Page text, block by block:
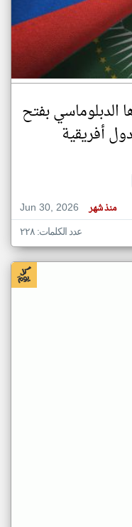
بفتح
Jun 30, 2026
منذ شهر
عدد الكلمات: ٢٢٨